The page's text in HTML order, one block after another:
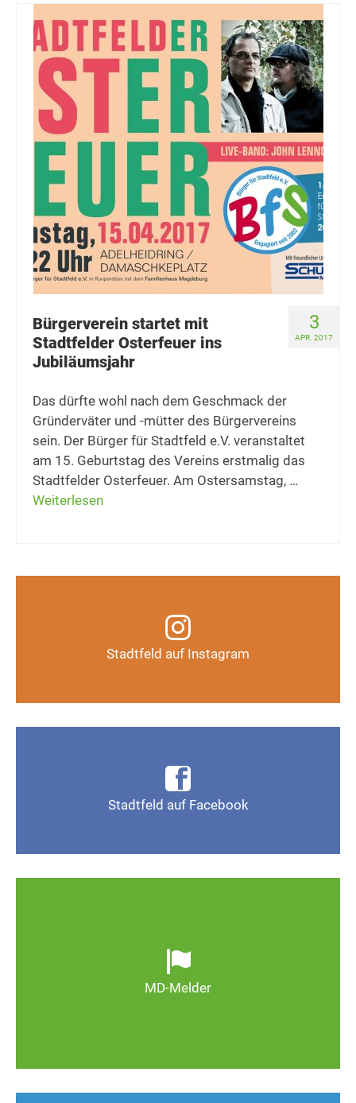
3
APR. 2017
Bürgerverein startet mit
Stadtfelder Osterfeuer ins
Jubiläumsjahr
Das dürfte wohl nach dem Geschmack der
Gründerväter und -mütter des Bürgervereins
sein. Der Bürger für Stadtfeld e.V. veranstaltet
am 15. Geburtstag des Vereins erstmalig das
Stadtfelder Osterfeuer. Am Ostersamstag, …
Weiterlesen
Stadtfeld auf Instagram
Instagram-Kanal
Auf Instagram folgen
Stadtfeld auf Facebook
Seite Magdeburg-Stadtfeld
MD-Melder
wild entsorgter Müll. Melden Sie Mängel, damit
Magdeburg schöner und lebenswerter wird.